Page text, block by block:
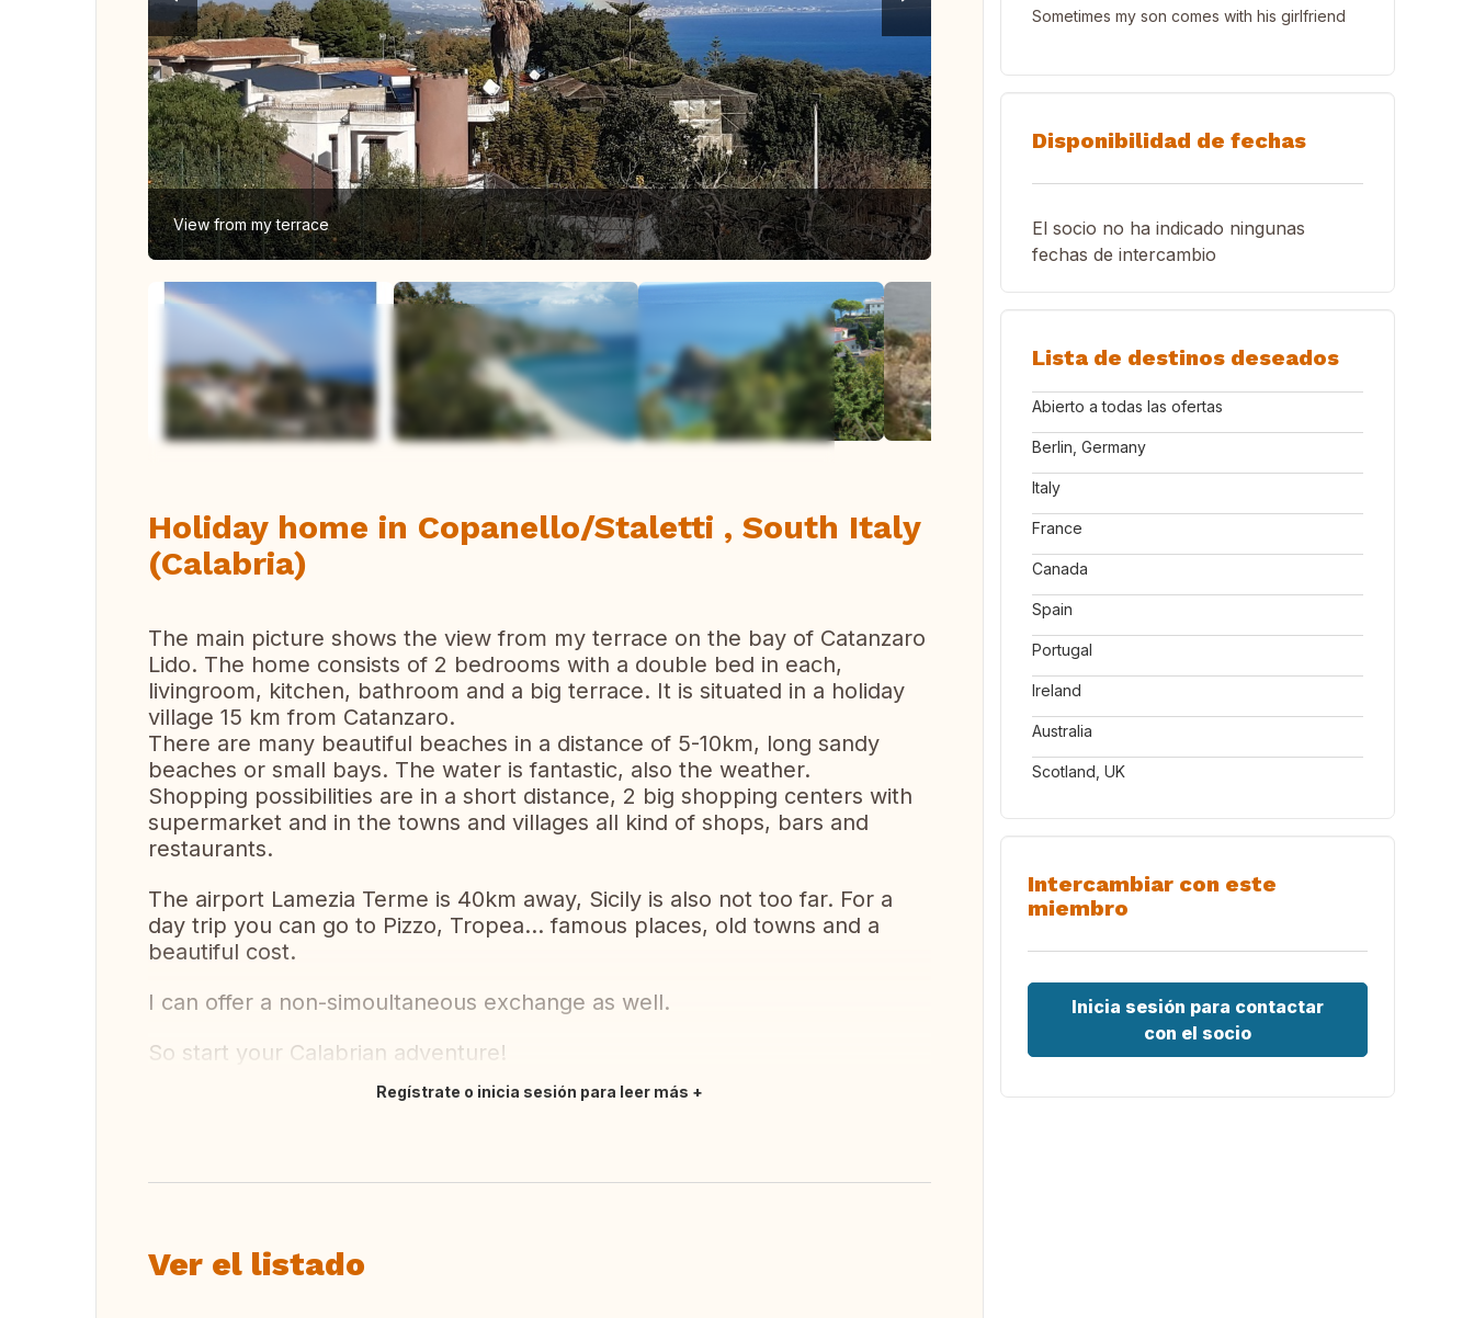
View from my terrace
Ver todas las fotos
Holiday home in Copanello/Staletti , South Italy
(Calabria)
The main picture shows the view from my terrace on the bay of Catanzaro
Lido. The home consists of 2 bedrooms with a double bed in each,
livingroom, kitchen, bathroom and a big terrace. It is situated in a holiday
village 15 km from Catanzaro.
There are many beautiful beaches in a distance of 5-10km, long sandy
beaches or small bays. The water is fantastic, also the weather.
Shopping possibilities are in a short distance, 2 big shopping centers with
supermarket and in the towns and villages all kind of shops, bars and
restaurants.
The airport Lamezia Terme is 40km away, Sicily is also not too far. For a
day trip you can go to Pizzo, Tropea... famous places, old towns and a
beautiful cost.
I can offer a non-simoultaneous exchange as well.
So start your Calabrian adventure!
Regístrate o inicia sesión para leer más
Ver el listado
Sometimes my son comes with his girlfriend
Disponibilidad de fechas
El socio no ha indicado ningunas
fechas de intercambio
Lista de destinos deseados
Abierto a todas las ofertas
Berlin, Germany
Italy
France
Canada
Spain
Portugal
Ireland
Australia
Scotland, UK
Intercambiar con este
miembro
Inicia sesión para contactar
con el socio